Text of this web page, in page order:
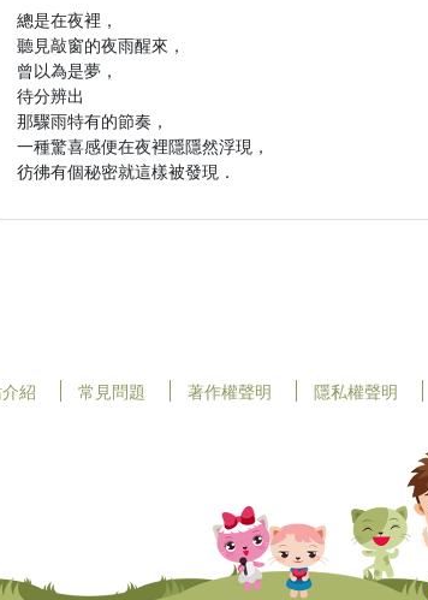
總是在夜裡，
聽見敲窗的夜雨醒來，
曾以為是夢，
待分辨出
那驟雨特有的節奏，
一種驚喜感便在夜裡隱隱然浮現，
彷彿有個秘密就這樣被發現．
紹 常見問題 著作權聲明 隱私權聲明